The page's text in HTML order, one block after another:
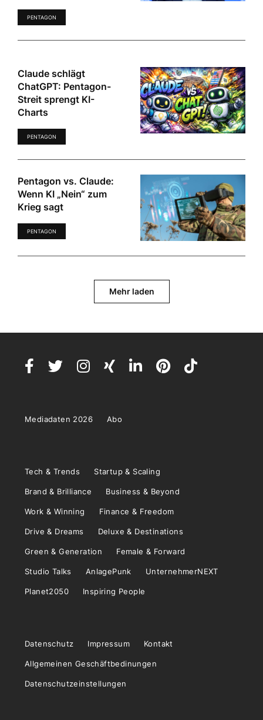
PENTAGON
Claude schlägt
ChatGPT: Pentagon-
Streit sprengt KI-
Charts
PENTAGON
Pentagon vs. Claude:
Wenn KI „Nein“ zum
Krieg sagt
PENTAGON
Mehr laden
Mediadaten 2026 Abo
Tech & Trends Startup & Scaling
Brand & Brilliance Business & Beyond
Work & Winning Finance & Freedom
Drive & Dreams Deluxe & Destinations
Green & Generation Female & Forward
Studio Talks AnlagePunk UnternehmerNEXT
Planet2050 Inspiring People
Datenschutz Impressum Kontakt
Allgemeinen Geschäftbedinungen
Datenschutzeinstellungen